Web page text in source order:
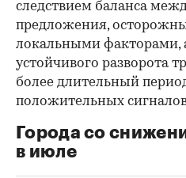
следствием баланса
предложения,
локальными факторами,
устойчивого разворота
более длительный
положительных
Города со
в июле